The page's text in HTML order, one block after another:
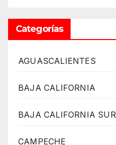
Categorías
AGUASCALIENTES
BAJA CALIFORNIA
BAJA CALIFORNIA SUR
CAMPECHE